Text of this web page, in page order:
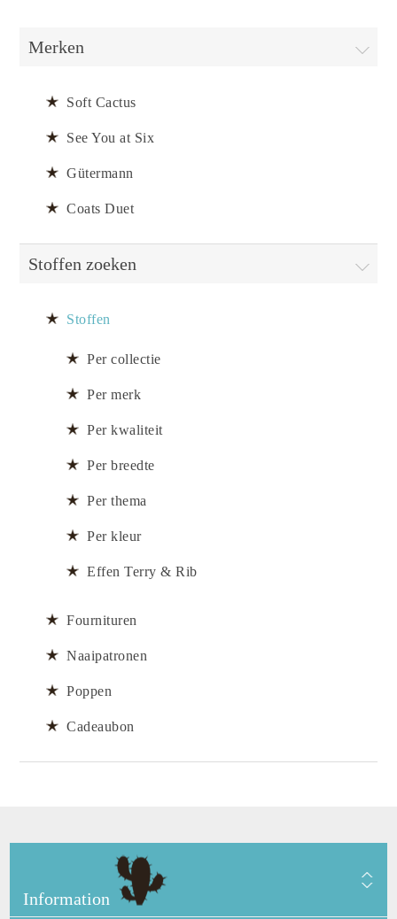
Merken
Soft Cactus
See You at Six
Gütermann
Coats Duet
Stoffen zoeken
Stoffen
Per collectie
Per merk
Per kwaliteit
Per breedte
Per thema
Per kleur
Effen Terry & Rib
Fournituren
Naaipatronen
Poppen
Cadeaubon
Information